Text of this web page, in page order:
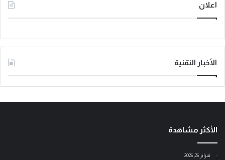
اعلان
الأخبار التقنية
الأكثر مشاهدة
فبراير 26, 2026